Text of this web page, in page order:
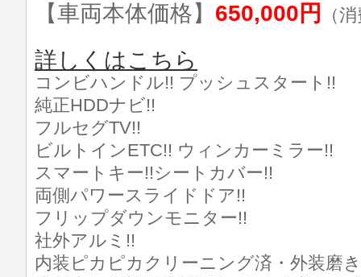
【車両本体価格】 650,000円 （
詳しくはこちら
コンビハンドル!! プッシュスタート!!
純正HDDナビ!!
フルセグTV!!
ビルトインETC!! ウィンカーミラー!!
スマートキー!!シートカバー!!
両側パワースライドドア!!
フリップダウンモニター!!
社外アルミ!!
内装ピカピカクリーニング済・外装磨